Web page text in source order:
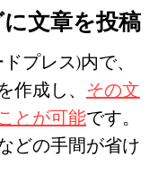
文章を投稿
プレス)内で、
成し、 その文
とが可能です。
どの手間が省け